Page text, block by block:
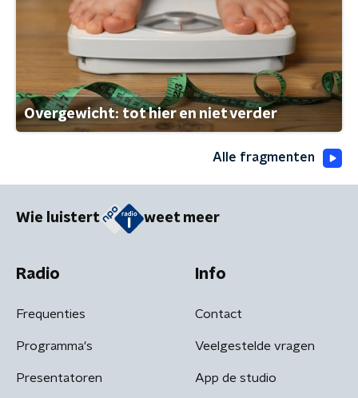
Overgewicht: tot hier en niet verder
Alle fragmenten
Wie luistert weet meer
Radio
Frequenties
Programma's
Presentatoren
Info
Contact
Veelgestelde vragen
App de studio